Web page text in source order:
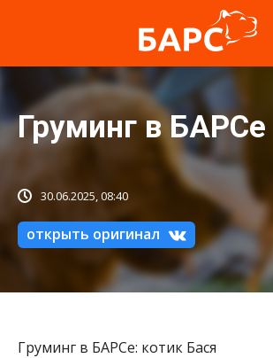
Груминг в БАРСе
30.06.2025, 08:40
открыть оригинал
Груминг в БАРСе: котик Бася